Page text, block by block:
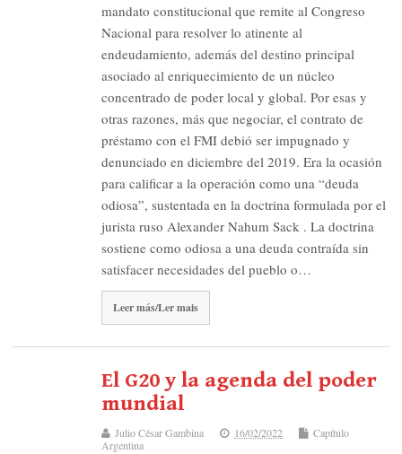
mandato constitucional que remite al Congreso
Nacional para resolver lo atinente al
endeudamiento, además del destino principal
asociado al enriquecimiento de un núcleo
concentrado de poder local y global. Por esas y
otras razones, más que negociar, el contrato de
préstamo con el FMI debió ser impugnado y
denunciado en diciembre del 2019. Era la ocasión
para calificar a la operación como una “deuda
odiosa”, sustentada en la doctrina formulada por el
jurista ruso Alexander Nahum Sack . La doctrina
sostiene como odiosa a una deuda contraída sin
satisfacer necesidades del pueblo o…
Leer más/Ler mais
El G20 y la agenda del poder
mundial
Julio César Gambina 16/02/2022
Capítulo
Argentina